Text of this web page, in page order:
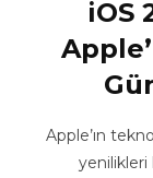
iOS
Apple’ın
yenilikleri